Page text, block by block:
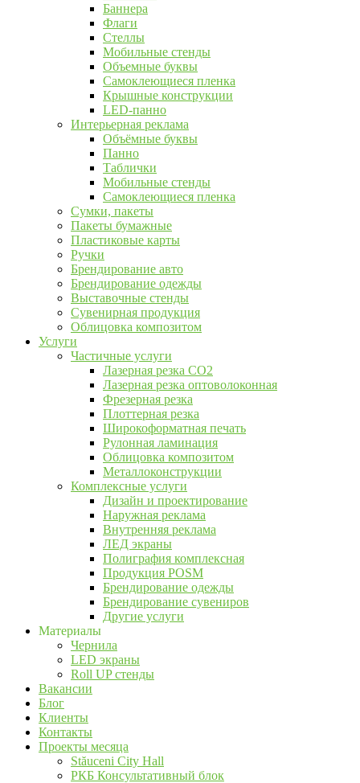
Баннера
Флаги
Стеллы
Мобильные стенды
Объемные буквы
Самоклеющиеся пленка
Крышные конструкции
LED-панно
Интерьерная реклама
Объёмные буквы
Панно
Таблички
Мобильные стенды
Самоклеющиеся пленка
Сумки, пакеты
Пакеты бумажные
Пластиковые карты
Ручки
Брендирование авто
Брендирование одежды
Выставочные стенды
Сувенирная продукция
Облицовка композитом
Услуги
Частичные услуги
Лазерная резка CO2
Лазерная резка оптоволоконная
Фрезерная резка
Плоттерная резка
Широкоформатная печать
Рулонная ламинация
Облицовка композитом
Металлоконструкции
Комплексные услуги
Дизайн и проектирование
Наружная реклама
Внутренняя реклама
ЛЕД экраны
Полиграфия комплексная
Продукция POSM
Брендирование одежды
Брендирование сувениров
Другие услуги
Материалы
Чернила
LED экраны
Roll UP стенды
Вакансии
Блог
Клиенты
Контакты
Проекты месяца
Stăuceni City Hall
РКБ Консультативный блок